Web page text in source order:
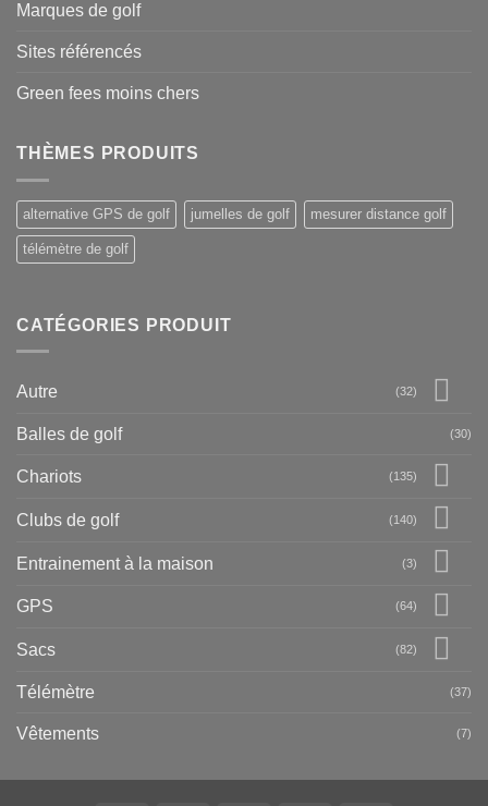
Marques de golf
Sites référencés
Green fees moins chers
THÈMES PRODUITS
alternative GPS de golf jumelles de golf mesurer distance golf
télémètre de golf
CATÉGORIES PRODUIT
Autre (32)
Balles de golf (30)
Chariots (135)
Clubs de golf (140)
Entrainement à la maison (3)
GPS (64)
Sacs (82)
Télémètre (37)
Vêtements (7)